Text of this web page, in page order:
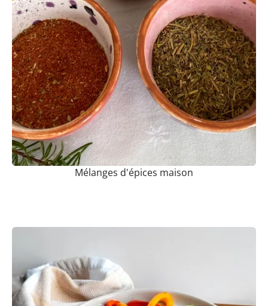
Mélanges d'épices maison